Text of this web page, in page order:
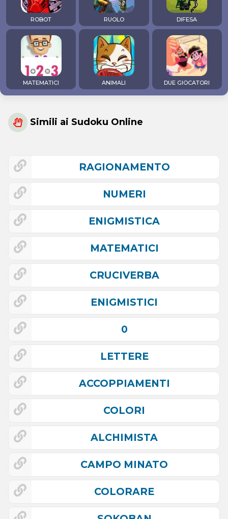
ROBOT RUOLO DIFESA
MATEMATICI ANIMALI DUE GIOCATORI
Simili ai Sudoku Online
RAGIONAMENTO
NUMERI
ENIGMISTICA
MATEMATICI
CRUCIVERBA
ENIGMISTICI
0
LETTERE
ACCOPPIAMENTI
COLORI
ALCHIMISTA
CAMPO MINATO
COLORARE